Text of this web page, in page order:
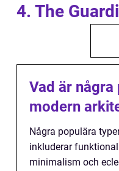
4. The
Vad är
modern
Några populära
inkluderar
minimalism och